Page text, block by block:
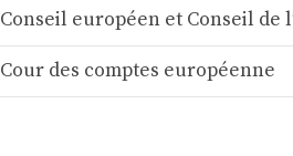
Conseil européen et Conseil de
Cour des comptes européenne